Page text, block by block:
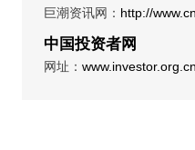
巨潮资讯网： http://
中国投资者网
网址： www.investor.org.cn